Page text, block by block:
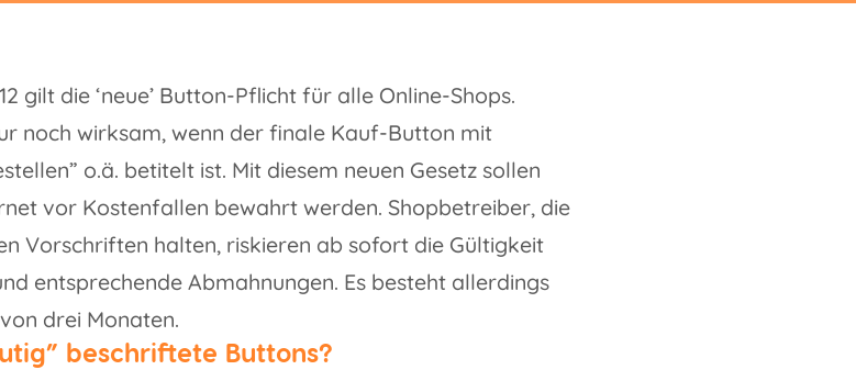
gilt die ‘neue’ Button-Pflicht für alle Online-Shops.
noch wirksam, wenn der finale Kauf-Button mit
o.ä. betitelt ist. Mit diesem neuen Gesetz sollen
vor Kostenfallen bewahrt werden. Shopbetreiber, die
Vorschriften halten, riskieren ab sofort die Gültigkeit
entsprechende Abmahnungen. Es besteht allerdings
drei Monaten.
beschriftete Buttons?